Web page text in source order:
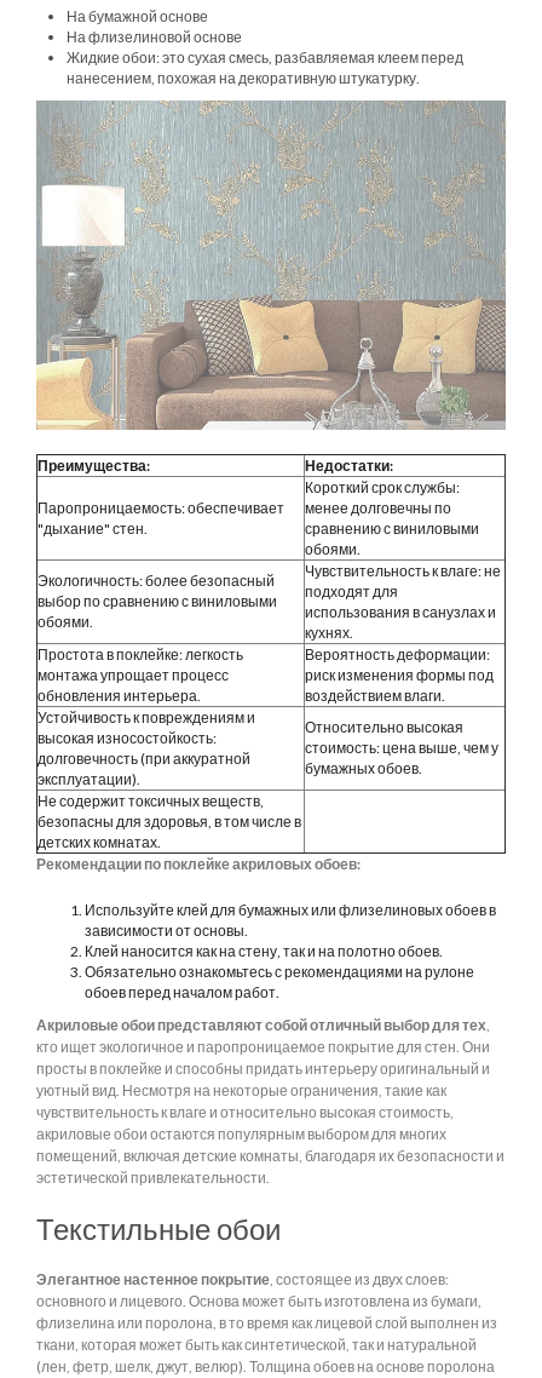
На бумажной основе
На флизелиновой основе
Жидкие обои: это сухая смесь, разбавляемая клеем перед
нанесением, похожая на декоративную штукатурку.
Преимущества: Недостатки:
Паропроницаемость: обеспечивает
"дыхание" стен.
Короткий срок службы:
менее долговечны по
сравнению с виниловыми
обоями.
Экологичность: более безопасный
выбор по сравнению с виниловыми
обоями.
Чувствительность к влаге: не
подходят для
использования в санузлах и
кухнях.
Простота в поклейке: легкость
монтажа упрощает процесс
обновления интерьера.
Вероятность деформации:
риск изменения формы под
воздействием влаги.
Устойчивость к повреждениям и
высокая износостойкость:
долговечность (при аккуратной
эксплуатации).
Относительно высокая
стоимость: цена выше, чем у
бумажных обоев.
Не содержит токсичных веществ,
безопасны для здоровья, в том числе в
детских комнатах.
Рекомендации по поклейке акриловых обоев:
Используйте клей для бумажных или флизелиновых обоев в
зависимости от основы.
Клей наносится как на стену, так и на полотно обоев.
Обязательно ознакомьтесь с рекомендациями на рулоне
обоев перед началом работ.
Акриловые обои представляют собой отличный выбор для тех,
кто ищет экологичное и паропроницаемое покрытие для стен. Они
просты в поклейке и способны придать интерьеру оригинальный и
уютный вид. Несмотря на некоторые ограничения, такие как
чувствительность к влаге и относительно высокая стоимость,
акриловые обои остаются популярным выбором для многих
помещений, включая детские комнаты, благодаря их безопасности и
эстетической привлекательности.
Текстильные обои
Элегантное настенное покрытие, состоящее из двух слоев:
основного и лицевого. Основа может быть изготовлена из бумаги,
флизелина или поролона, в то время как лицевой слой выполнен из
ткани, которая может быть как синтетической, так и натуральной
(лен, фетр, шелк, джут, велюр). Толщина обоев на основе поролона